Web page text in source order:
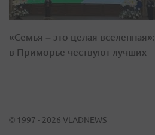
«Семья – это целая вселенная»:
в Приморье чествуют лучших
© 1997 - 2026 VLADNEWS